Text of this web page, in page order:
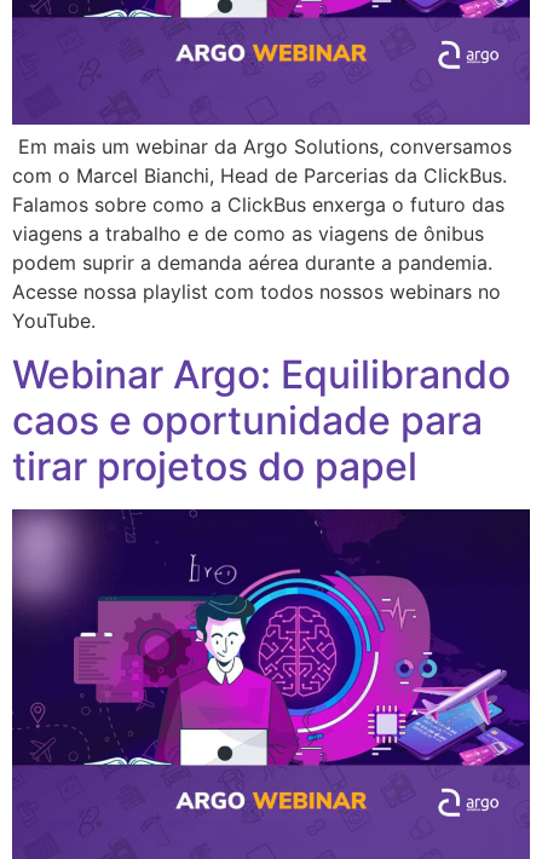
Em mais um webinar da Argo Solutions, conversamos
com o Marcel Bianchi, Head de Parcerias da ClickBus.
Falamos sobre como a ClickBus enxerga o futuro das
viagens a trabalho e de como as viagens de ônibus
podem suprir a demanda aérea durante a pandemia.
Acesse nossa playlist com todos nossos webinars no
YouTube.
Webinar Argo: Equilibrando
caos e oportunidade para
tirar projetos do papel